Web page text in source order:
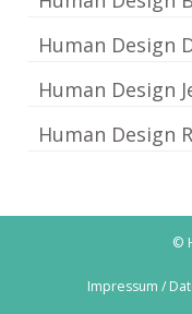
Human Design
Human Design
Human Design
©
Impressum /